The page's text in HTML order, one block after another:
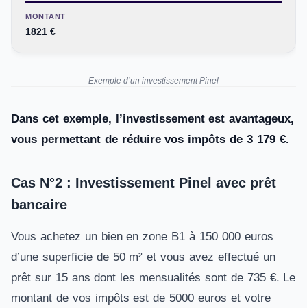
MONTANT
1821 €
Exemple d’un investissement Pinel
Dans cet exemple, l’investissement est avantageux,
vous permettant de réduire vos impôts de 3 179 €.
Cas N°2 : Investissement Pinel avec prêt
bancaire
Vous achetez un bien en zone B1 à 150 000 euros
d’une superficie de 50 m² et vous avez effectué un
prêt sur 15 ans dont les mensualités sont de 735 €. Le
montant de vos impôts est de 5000 euros et votre